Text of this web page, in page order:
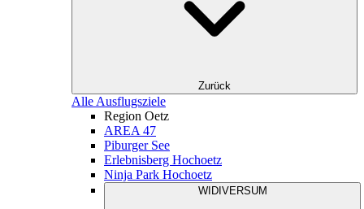
Zurück
Alle Ausflugsziele
Region Oetz
AREA 47
Piburger See
Erlebnisberg Hochoetz
Ninja Park Hochoetz
WIDIVERSUM